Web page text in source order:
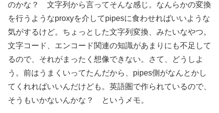
のかな？ 文字列から言ってそんな感じ。なんらかの変換
を行うようなproxyを介してpipesに食わせればいいような
気がするけど。ちょっとした文字列変換、みたいなやつ。
文字コード、エンコード関連の知識があまりにも不足して
るので、それがまったく想像できない。さて、どうしよ
う。前はうまくいってたんだから、pipes側がなんとかし
てくれればいいんだけども。英語圏で作られているので、
そうもいかないんかな？ というメモ。